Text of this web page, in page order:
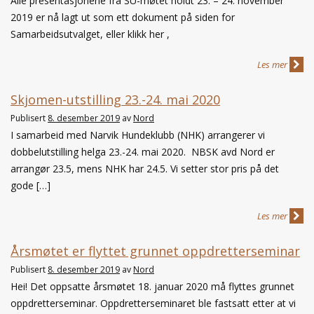
2019 er nå lagt ut som ett dokument på siden for
Samarbeidsutvalget, eller klikk her ,
Les mer
Skjomen-utstilling 23.-24. mai 2020
Publisert 8. desember 2019 av Nord
I samarbeid med Narvik Hundeklubb (NHK) arrangerer vi
dobbelutstilling helga 23.-24. mai 2020. NBSK avd Nord er
arrangør 23.5, mens NHK har 24.5. Vi setter stor pris på det
gode […]
Les mer
Årsmøtet er flyttet grunnet oppdretterseminar
Publisert 8. desember 2019 av Nord
Hei! Det oppsatte årsmøtet 18. januar 2020 må flyttes grunnet
oppdretterseminar. Oppdretterseminaret ble fastsatt etter at vi